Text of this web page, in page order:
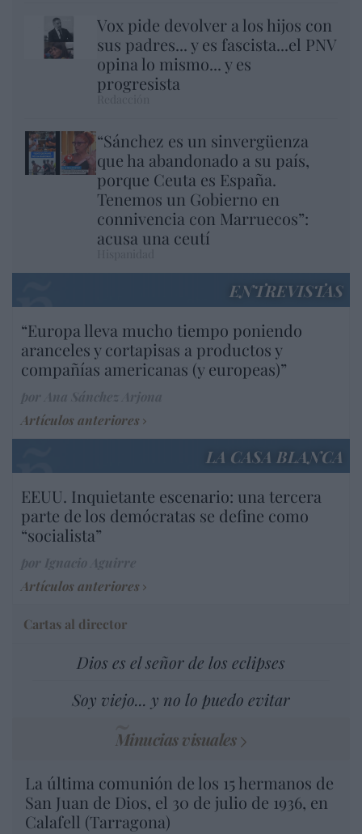
Vox pide devolver a los hijos con
sus padres... y es fascista...el PNV
opina lo mismo... y es
progresista
“Sánchez es un sinvergüenza
que ha abandonado a su país,
porque Ceuta es España.
Tenemos un Gobierno en
connivencia con Marruecos”:
acusa una ceutí
ENTREVISTAS
“Europa lleva mucho tiempo poniendo
aranceles y cortapisas a productos y
compañías americanas (y europeas)”
Artículos anteriores
LA CASA BLANCA
EEUU. Inquietante escenario: una tercera
parte de los demócratas se define como
“socialista”
Artículos anteriores
Cartas al director
Dios es el señor de los eclipses
Soy viejo... y no lo puedo evitar
Minucias visuales
La última comunión de los 15 hermanos de
San Juan de Dios, el 30 de julio de 1936, en
Calafell (Tarragona)